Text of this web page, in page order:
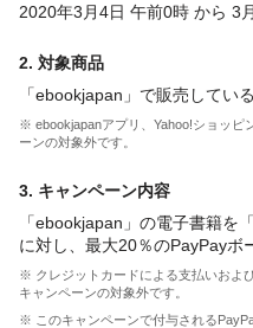
2020年3月4日 午前0時 から 3
2. 対象商品
「ebookjapan」で販売してい
※ ebookjapanアプリ、Yahoo!ショッピ
ーンの対象外です。
3. キャンペーン内容
「ebookjapan」の電子書籍を
に対し、最大20％のPayPayボ
※ クレジットカードによる支払いおよ
キャンペーンの対象外です。
※ このキャンペーンで付与される